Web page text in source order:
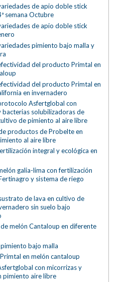
de apio doble stick
semana Octubre
de apio doble stick
pimiento bajo malla y
del producto Primtal en
del producto Primtal en
en invernadero
Asfertglobal con
bacterias solubilizadoras de
de pimiento al aire libre
productos de Probelte en
al aire libre
integral y ecológica en
galia-lima con fertilización
y sistema de riego
de lava en cultivo de
sin suelo bajo
melón Cantaloup en diferente
bajo malla
en melón cantaloup
con micorrizas y
pimiento aire libre